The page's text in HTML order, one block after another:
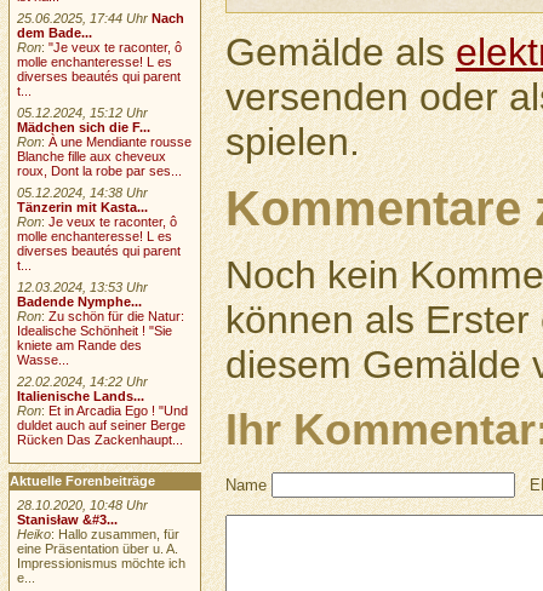
Gemälde als
versenden oder
spielen.
Kommentare
Noch kein
können als
diesem Gemälde
Ihr
Name
25.06.2025, 17:44 Uhr Nach
dem Bade...
Ron:"Je veux te raconter, ô
molle enchanteresse! L es
diverses beautés qui parent
t...
05.12.2024, 15:12 Uhr
Mädchen sich die F...
Ron:À une Mendiante rousse
Blanche fille aux cheveux
roux, Dont la robe par ses...
05.12.2024, 14:38 Uhr
Tänzerin mit Kasta...
Ron:Je veux te raconter, ô
molle enchanteresse! L es
diverses beautés qui parent
t...
12.03.2024, 13:53 Uhr
Badende Nymphe...
Ron:Zu schön für die Natur:
Idealische Schönheit ! "Sie
kniete am Rande des
Wasse...
22.02.2024, 14:22 Uhr
Italienische Lands...
Ron:Et in Arcadia Ego ! "Und
duldet auch auf seiner Berge
Rücken Das Zackenhaupt...
Aktuelle Forenbeiträge
28.10.2020, 10:48 Uhr
Stanisław &#3...
Heiko: Hallo zusammen, für
eine Präsentation über u. A.
Impressionismus möchte ich
e...